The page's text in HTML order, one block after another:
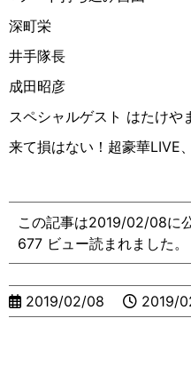
深町栄
井手隊長
成田昭彦
スペシャルゲスト はたけや
来て損はない！超豪華LIVE
この記事は2019/02/08に
677 ビュー読まれました。
2019/02/08 2019/